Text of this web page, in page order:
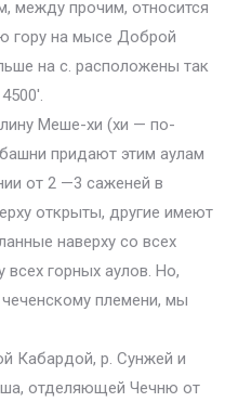
между прочим, относится
гору на мысе Доброй
на с. расположены так
Меше-хи (хи — по-
придают этим аулам
от 2 —3 саженей в
открыты, другие имеют
наверху со всех
всех горных аулов. Но,
племени, мы
Кабардой, р. Сунжей и
отделяющей Чечню от